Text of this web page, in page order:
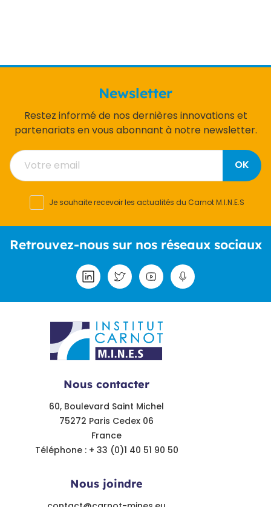
Newsletter
Restez informé de nos dernières innovations et
partenariats en vous abonnant à notre newsletter.
OK
Je souhaite recevoir les actualités du Carnot M.I.N.E.S
Retrouvez-nous sur nos réseaux sociaux
Nous joindre
Nous contacter
60, Boulevard Saint Michel
75272 Paris Cedex 06
France
Téléphone : + 33 (0)1 40 51 90 50